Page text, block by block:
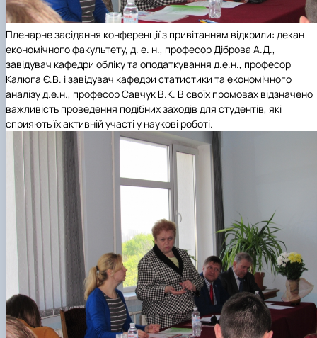
Пленарне засідання конференції з привітанням відкрили: декан
економічного факультету, д. е. н., професор Діброва А.Д.,
завідувач кафедри обліку та оподаткування д.е.н., професор
Калюга Є.В. і завідувач кафедри статистики та економічного
аналізу д.е.н., професор Савчук В.К. В своїх промовах відзначено
важливість проведення подібних заходів для студентів, які
сприяють їх активній участі у наукові роботі.